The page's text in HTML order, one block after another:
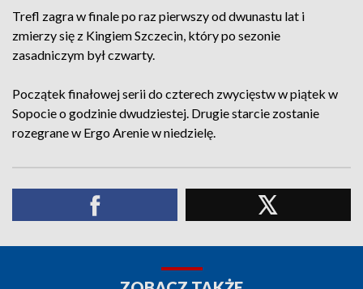
Trefl zagra w finale po raz pierwszy od dwunastu lat i
zmierzy się z Kingiem Szczecin, który po sezonie
zasadniczym był czwarty.
Początek finałowej serii do czterech zwycięstw w piątek w
Sopocie o godzinie dwudziestej. Drugie starcie zostanie
rozegrane w Ergo Arenie w niedzielę.